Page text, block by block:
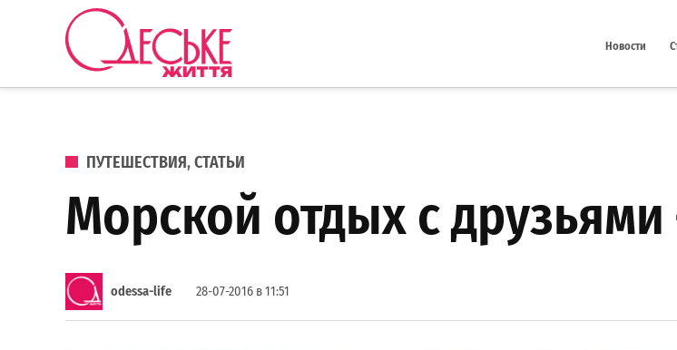
Перейти к содержанию
Новости
ОПУБЛИКОВАНО В
ПУТЕШЕСТВИЯ,СТАТЬИ
Морской отдых с
odessa-life 28-07-2016 в 11:51